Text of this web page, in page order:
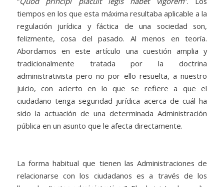
tiempos en los que esta máxima resultaba aplicable a la
regulación jurídica y fáctica de una sociedad son,
felizmente, cosa del pasado. Al menos en teoría.
Abordamos en este artículo una cuestión amplia y
tradicionalmente tratada por la doctrina
administrativista pero no por ello resuelta, a nuestro
juicio, con acierto en lo que se refiere a que el
ciudadano tenga seguridad jurídica acerca de cuál ha
sido la actuación de una determinada Administración
pública en un asunto que le afecta directamente.
La forma habitual que tienen las Administraciones de
relacionarse con los ciudadanos es a través de los